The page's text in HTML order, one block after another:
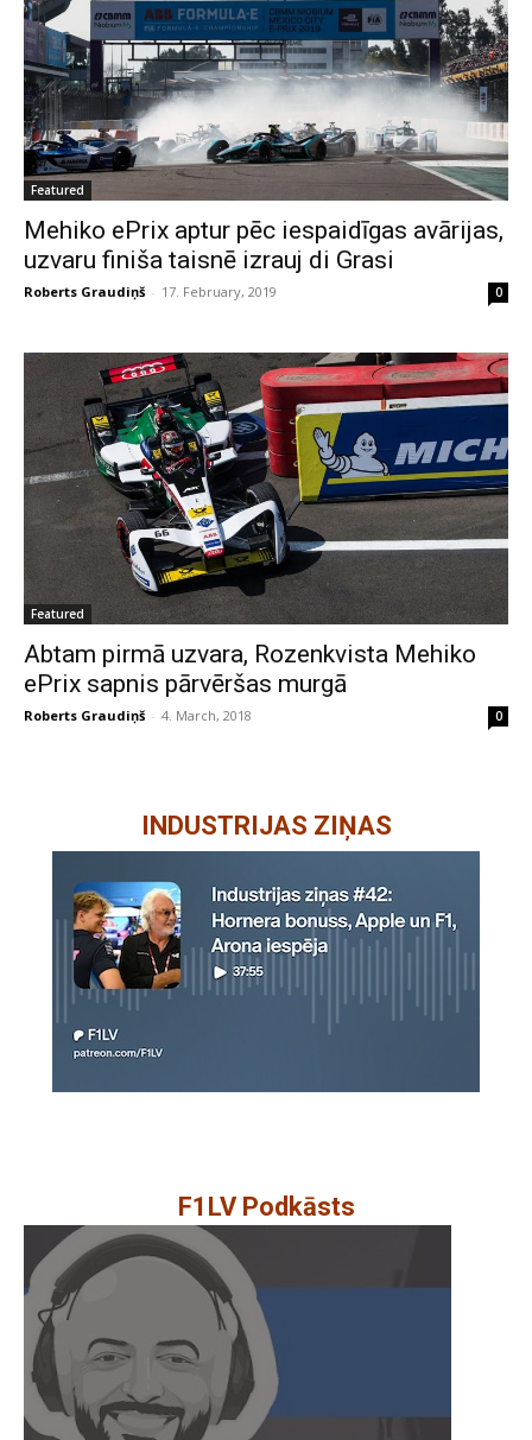
Featured
Mehiko ePrix aptur pēc iespaidīgas avārijas,
uzvaru finiša taisnē izrauj di Grasi
Roberts Graudiņš - 17. February, 2019 0
Featured
Abtam pirmā uzvara, Rozenkvista Mehiko
ePrix sapnis pārvēršas murgā
Roberts Graudiņš - 4. March, 2018 0
INDUSTRIJAS ZIŅAS
F1LV Podkāsts